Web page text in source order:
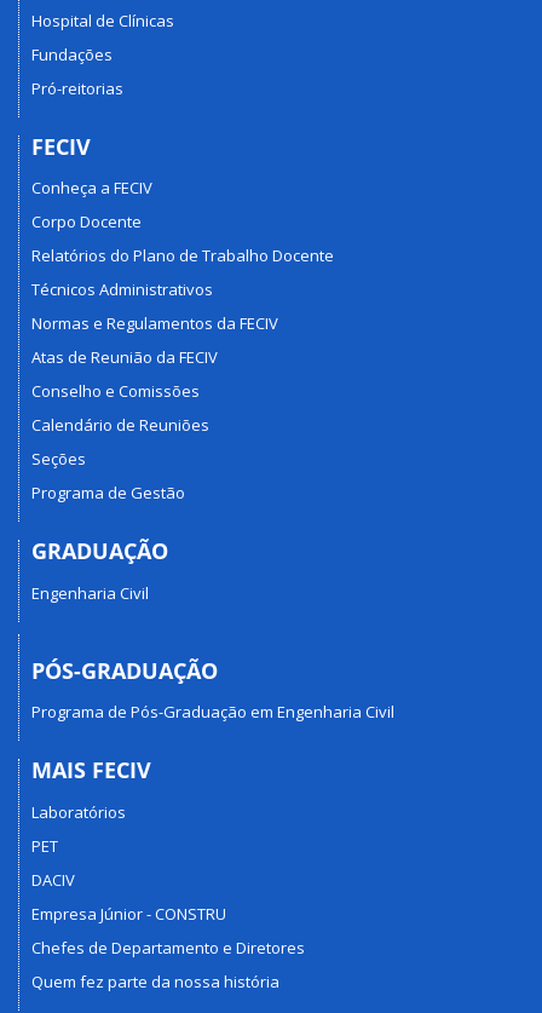
Hospital de Clínicas
Fundações
Pró-reitorias
FECIV
Conheça a FECIV
Corpo Docente
Relatórios do Plano de Trabalho Docente
Técnicos Administrativos
Normas e Regulamentos da FECIV
Atas de Reunião da FECIV
Conselho e Comissões
Calendário de Reuniões
Seções
Programa de Gestão
GRADUAÇÃO
Engenharia Civil
PÓS-GRADUAÇÃO
Programa de Pós-Graduação em Engenharia Civil
MAIS FECIV
Laboratórios
PET
DACIV
Empresa Júnior - CONSTRU
Chefes de Departamento e Diretores
Quem fez parte da nossa história